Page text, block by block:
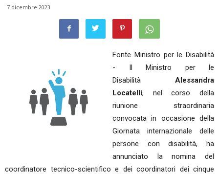
7 dicembre 2023
Fonte Ministro per le Disabilità
- Il Ministro per le
Disabilità Alessandra
Locatelli, nel corso della
riunione straordinaria
convocata in occasione della
Giornata internazionale delle
persone con disabilità, ha
annunciato la nomina del
coordinatore tecnico-scientifico e dei coordinatori dei cinque